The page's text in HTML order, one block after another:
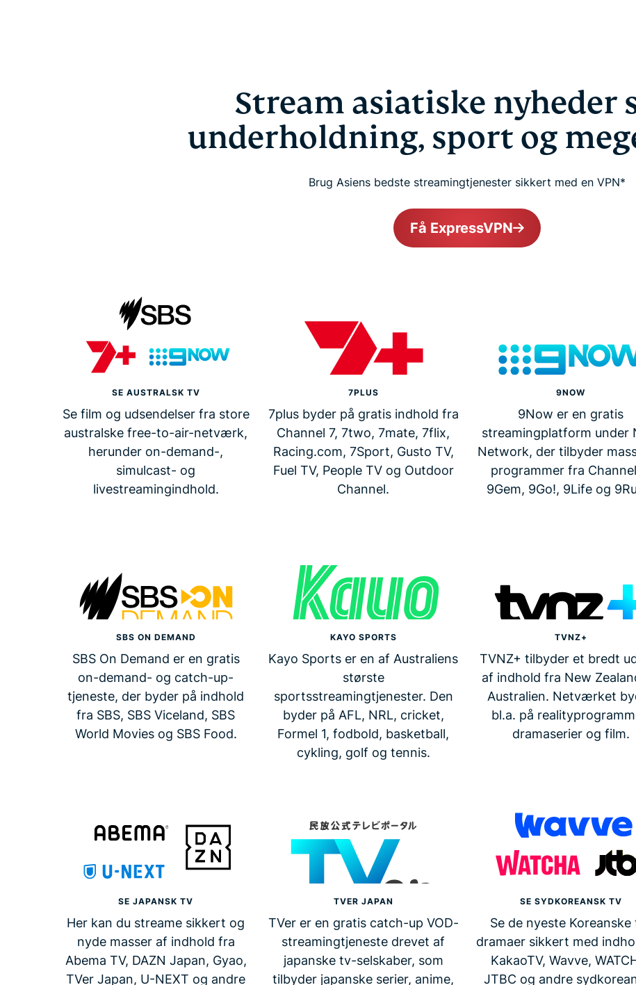
Stream asiatiske nyheder
underholdning, sport og
Brug Asiens bedste streamingtjenester sikkert med en VPN*
Få ExpressVPN
SE AUSTRALSK TV
Se film og udsendelser fra store
australske free-to-air-netværk,
herunder on-demand-,
simulcast- og
livestreamingindhold.
7PLUS
7plus byder på gratis indhold fra
Channel 7, 7two, 7mate, 7flix,
Racing.com, 7Sport, Gusto TV,
Fuel TV, People TV og Outdoor
Channel.
9NOW
9Now er en gratis
streamingplatform under
Network, der tilbyder
programmer fra
9Gem, 9Go!, 9Life og
SBS ON DEMAND
SBS On Demand er en gratis
on-demand- og catch-up-
tjeneste, der byder på indhold
fra SBS, SBS Viceland, SBS
World Movies og SBS Food.
KAYO SPORTS
Kayo Sports er en af Australiens
største
sportsstreamingtjenester. Den
byder på AFL, NRL, cricket,
Formel 1, fodbold, basketball,
cykling, golf og tennis.
TVNZ+
TVNZ+ tilbyder et bredt
af indhold fra New
Australien. Netværket
bl.a. på
dramaserier og film.
SE JAPANSK TV
Her kan du streame sikkert og
nyde masser af indhold fra
Abema TV, DAZN Japan, Gyao,
TVer Japan, U-NEXT og andre
TVER JAPAN
TVer er en gratis catch-up VOD-
streamingtjeneste drevet af
japanske tv-selskaber, som
tilbyder japanske serier, anime,
SE SYDKOREANSK TV
Se de nyeste Koreanske
dramaer sikkert med
KakaoTV, Wavve,
JTBC og andre